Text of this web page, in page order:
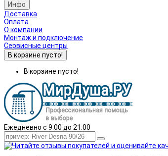
Инфо
Доставка
Оплата
О компании
Монтаж и подключение
Сервисные центры
В корзине пусто!
В корзине пусто!
Ежедневно с 9:00 до 21:00